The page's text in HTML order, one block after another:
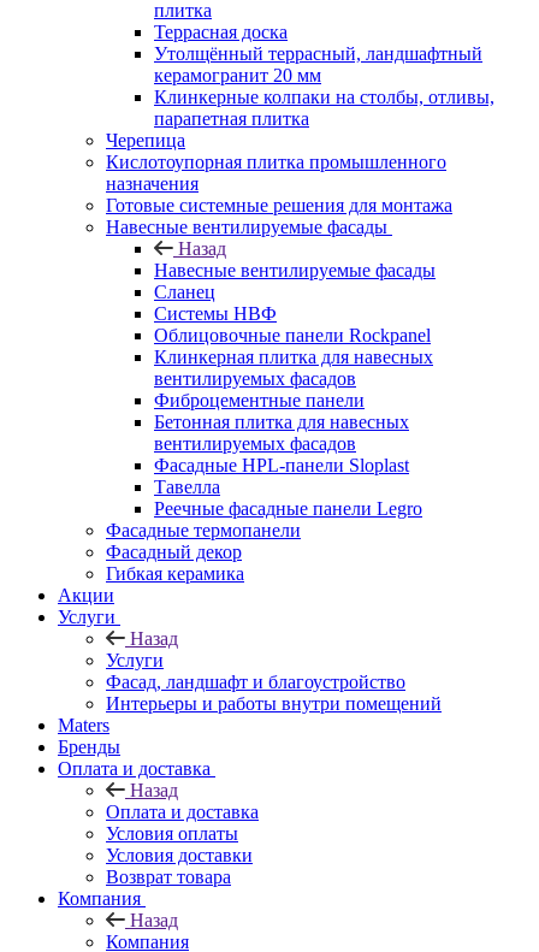
плитка
Террасная доска
Утолщённый террасный, ландшафтный
керамогранит 20 мм
Клинкерные колпаки на столбы, отливы,
парапетная плитка
Черепица
Кислотоупорная плитка промышленного
назначения
Готовые системные решения для монтажа
Навесные вентилируемые фасады
Назад
Навесные вентилируемые фасады
Сланец
Системы НВФ
Облицовочные панели Rockpanel
Клинкерная плитка для навесных
вентилируемых фасадов
Фиброцементные панели
Бетонная плитка для навесных
вентилируемых фасадов
Фасадные HPL-панели Sloplast
Тавелла
Реечные фасадные панели Legro
Фасадные термопанели
Фасадный декор
Гибкая керамика
Акции
Услуги
Назад
Услуги
Фасад, ландшафт и благоустройство
Интерьеры и работы внутри помещений
Maters
Бренды
Оплата и доставка
Назад
Оплата и доставка
Условия оплаты
Условия доставки
Возврат товара
Компания
Назад
Компания